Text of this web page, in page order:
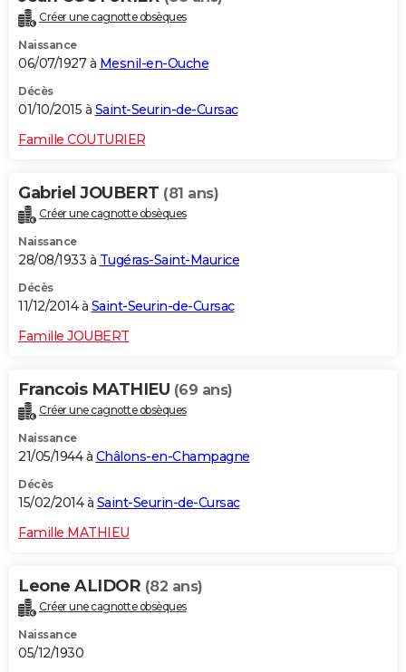
Créer une cagnotte obsèques
Naissance
06/07/1927 à Mesnil-en-Ouche
Décès
01/10/2015 à Saint-Seurin-de-Cursac
Famille COUTURIER
Gabriel JOUBERT (81 ans)
Créer une cagnotte obsèques
Naissance
28/08/1933 à Tugéras-Saint-Maurice
Décès
11/12/2014 à Saint-Seurin-de-Cursac
Famille JOUBERT
Francois MATHIEU (69 ans)
Créer une cagnotte obsèques
Naissance
21/05/1944 à Châlons-en-Champagne
Décès
15/02/2014 à Saint-Seurin-de-Cursac
Famille MATHIEU
Leone ALIDOR (82 ans)
Créer une cagnotte obsèques
Naissance
05/12/1930